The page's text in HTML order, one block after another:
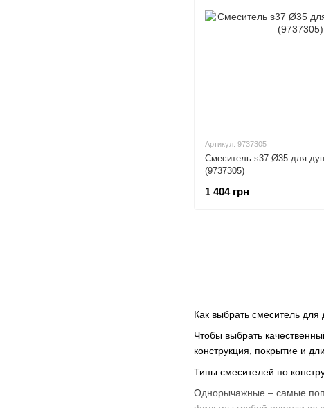
Как выбрать смеситель для
Чтобы выбрать
конструкция, покрытие и
Типы смесителей по
Однорычажные – самые
Артикул: 9737305
Смеситель s37 Ø35 для
(9737305)
1 404 грн